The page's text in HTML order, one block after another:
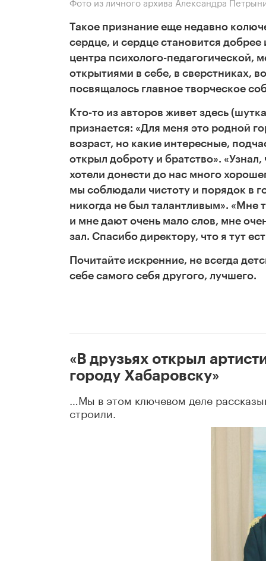
Такое признание еще недавно
сердце, и сердце становится
центра психолого-педагогической,
открытиями в себе, в сверстниках,
посвящалось главное творческое
Кто-то из авторов живет здесь
признается: «Для меня это родной
возраст, но какие интересные,
открыл доброту и братство».
хотели донести до нас много
мы соблюдали чистоту и порядок в
никогда не был талантливым». «Мне
и мне дают очень мало слов, мне
зал. Спасибо директору, что я тут
Почитайте искренние, не всегда
себе самого себя другого, лучшего.
«В друзьях открыл
городу Хабаровску»
…Мы в этом ключевом деле
строили.